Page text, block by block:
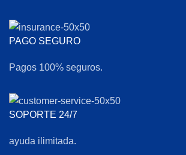
PAGO SEGURO
Pagos 100% seguros.
SOPORTE 24/7
ayuda ilimitada.